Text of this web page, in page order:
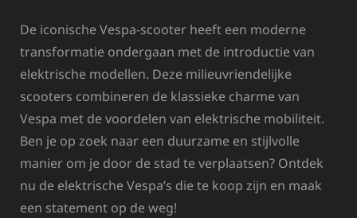
De iconische Vespa-scooter heeft een moderne
transformatie ondergaan met de introductie van
elektrische modellen. Deze milieuvriendelijke
scooters combineren de klassieke charme van
Vespa met de voordelen van elektrische mobiliteit.
Ben je op zoek naar een duurzame en stijlvolle
manier om je door de stad te verplaatsen? Ontdek
nu de elektrische Vespa’s die te koop zijn en maak
een statement op de weg!